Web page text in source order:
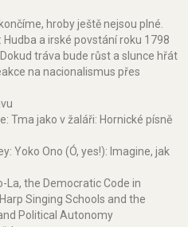
hroby ještě nejsou plné.
a irské povstání roku 1798
tráva bude růst a slunce hřát
na nacionalismus přes
Tma jako v žaláři: Hornické písně
Yoko Ono (Ó, yes!): Imagine, jak
La, the Democratic Code in
Singing Schools and the
Political Autonomy